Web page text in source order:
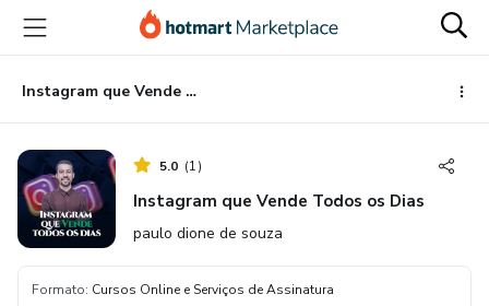
para
conteúdo
principal
para
pagamento
para
rodapé
Instagram que Vende Todos os Dias
5.0 (1)
Instagram que Vende Todos os Dias
paulo dione de souza
Formato: Cursos Online e Serviços de Assinatura